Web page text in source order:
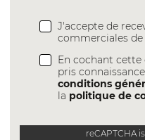
J'accepte de
commerciales
En cochant cette
pris
conditions
la politique de
reCAPTCHA